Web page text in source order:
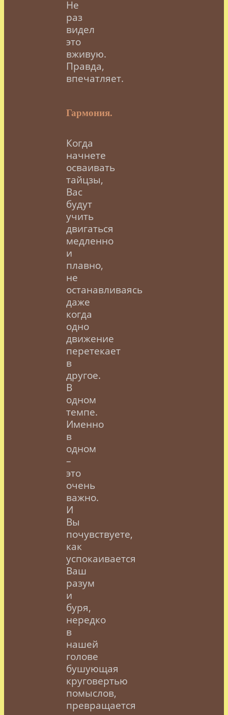
Не
раз
видел
это
вживую.
Правда,
впечатляет.
Гармония.
Когда
начнете
осваивать
тайцзы,
Вас
будут
учить
двигаться
медленно
и
плавно,
не
останавливаясь
даже
когда
одно
движение
перетекает
в
другое.
В
одном
темпе.
Именно
в
одном
–
это
очень
важно.
И
Вы
почувствуете,
как
успокаивается
Ваш
разум
и
буря,
нередко
в
нашей
голове
бушующая
круговертью
помыслов,
превращается